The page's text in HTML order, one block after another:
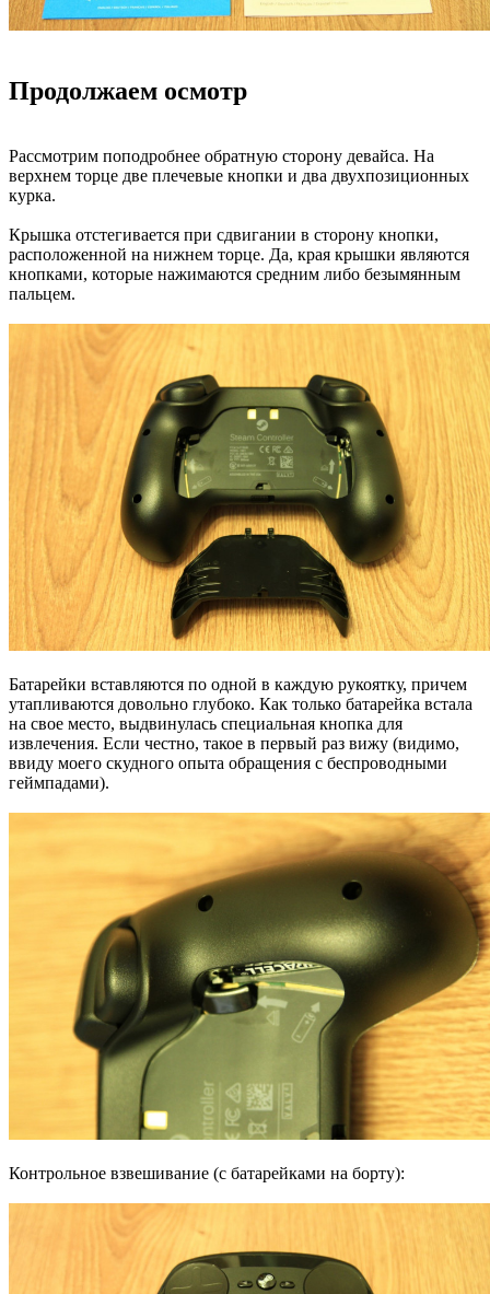
Продолжаем осмотр
Рассмотрим поподробнее обратную сторону девайса. На
верхнем торце две плечевые кнопки и два двухпозиционных
курка.
Крышка отстегивается при сдвигании в сторону кнопки,
расположенной на нижнем торце. Да, края крышки являются
кнопками, которые нажимаются средним либо безымянным
пальцем.
Батарейки вставляются по одной в каждую рукоятку, причем
утапливаются довольно глубоко. Как только батарейка встала
на свое место, выдвинулась специальная кнопка для
извлечения. Если честно, такое в первый раз вижу (видимо,
ввиду моего скудного опыта обращения с беспроводными
геймпадами).
Контрольное взвешивание (с батарейками на борту):